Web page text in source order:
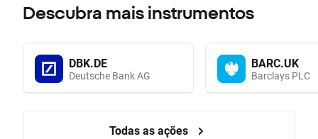
Descubra mais instrumentos
DBK.DE
Deutsche Bank AG
BARC.UK
Barclays PLC
Todas as ações